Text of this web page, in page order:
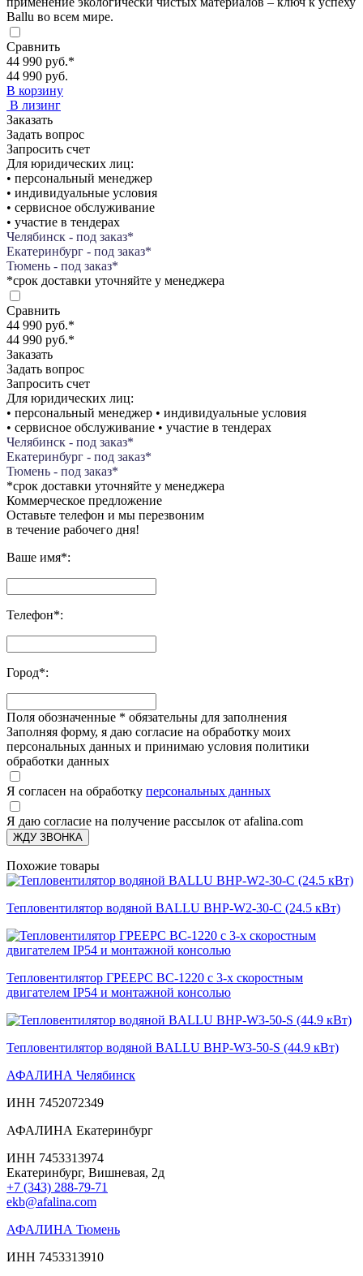
Ballu во всем мире.
Сравнить
44 990 руб.*
44 990 руб.
В корзину
В лизинг
Заказать
Задать вопрос
Запросить счет
Для юридических лиц:
• персональный менеджер
• индивидуальные условия
• сервисное обслуживание
• участие в тендерах
Челябинск - под заказ*
Екатеринбург - под заказ*
Тюмень - под заказ*
*срок доставки уточняйте у менеджера
Сравнить
44 990 руб.*
44 990 руб.*
Заказать
Задать вопрос
Запросить счет
Для юридических лиц:
• персональный менеджер • индивидуальные условия
• сервисное обслуживание • участие в тендерах
Челябинск - под заказ*
Екатеринбург - под заказ*
Тюмень - под заказ*
*срок доставки уточняйте у менеджера
Коммерческое предложение
Оставьте телефон и мы перезвоним
в течение рабочего дня!
Ваше имя*:
Телефон*:
Город*:
Поля обозначенные * обязательны для заполнения
Заполняя форму, я даю согласие на обработку моих
персональных данных и принимаю условия политики
обработки данных
Я согласен на обработку персональных данных
Я даю согласие на получение рассылок от afalina.com
ЖДУ ЗВОНКА
Похожие товары
Тепловентилятор водяной BALLU BHP-W2-30-С (24.5 кВт)
Тепловентилятор ГРЕЕРС ВС-1220 с 3-х скоростным
двигателем IP54 и монтажной консолью
Тепловентилятор водяной BALLU BHP-W3-50-S (44.9 кВт)
АФАЛИНА Челябинск
ИНН 7452072349
АФАЛИНА Екатеринбург
ИНН 7453313974
Екатеринбург, Вишневая, 2д
+7 (343) 288-79-71
ekb@afalina.com
АФАЛИНА Тюмень
ИНН 7453313910